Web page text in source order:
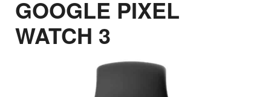
GOOGLE PIXEL
WATCH 3